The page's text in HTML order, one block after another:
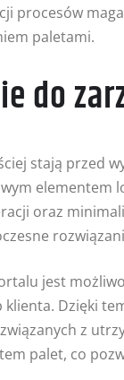
procesów
paletami.
do
stają przed
oraz
jest
Dzięki
z
palet, co